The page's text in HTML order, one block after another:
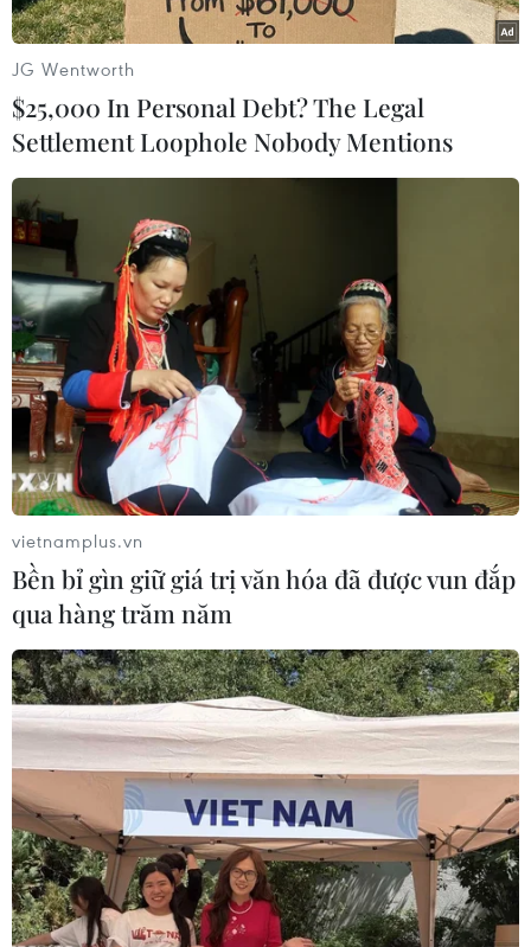
Nigeria: Thủ lĩnh Boko Haram lên tiếng
thách thức liên quân
09/02/2015 13:20
Đối mặt với các chiến dịch truy quét lớn của liên quân
đến từ Chad, Cameroon và Niger, phiến quân Hồi giáo
Boko Haram tại Nigeria đã tung video đe dọa mới.
Nigeria cam kết tiêu diệt phiến quân Boko
JG Wentworth
$25,000 In Personal Debt? The Legal
Settlement Loophole Nobody Mentions
vietnamplus.vn
Bền bỉ gìn giữ giá trị văn hóa đã được vun đắp
qua hàng trăm năm